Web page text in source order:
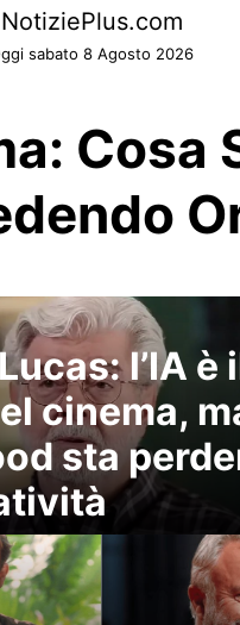
NotiziePlus.com
sabato 8 Agosto 2026
Cosa
l’IA è
cinema,
sta